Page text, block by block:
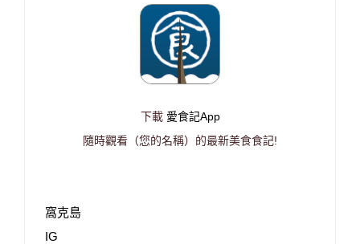
下載 愛食記App
隨時觀看（您的名稱）的最新美食食記!
窩克島
IG